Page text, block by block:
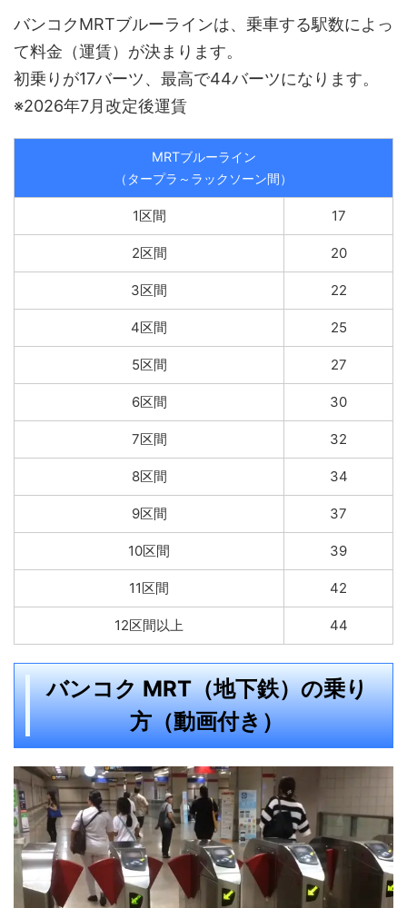
バンコクMRTブルーラインは、乗車する駅数によっ
て料金（運賃）が決まります。
初乗りが17バーツ、最高で44バーツになります。
※2026年7月改定後運賃
MRTブルーライン
（タープラ～ラックソーン間）
1区間 17
2区間 20
3区間 22
4区間 25
5区間 27
6区間 30
7区間 32
8区間 34
9区間 37
10区間 39
11区間 42
12区間以上 44
バンコク MRT（地下鉄）の乗り
方（動画付き）